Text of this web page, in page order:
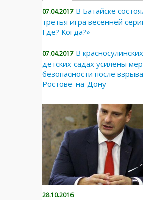
07.04.2017 В Батайске
третья игра весенней
Где? Когда?»
07.04.2017 В
детских садах усилены
безопасности после
Ростове-на-Дону
28.10.2016